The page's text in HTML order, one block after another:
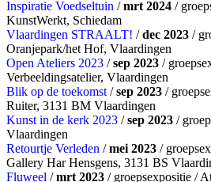
Inspiratie Voedseltuin /mrt 2024 /
KunstWerkt, Schiedam
Vlaardingen STRAALT! /dec 2023 /
Oranjepark/het Hof, Vlaardingen
Open Ateliers 2023 /sep 2023 /
Verbeeldingsatelier, Vlaardingen
Blik op de toekomst /sep 2023 /
Ruiter, 3131 BM Vlaardingen
Kunst in de kerk 2023 /sep 2023 /
Vlaardingen
Retourtje Verleden /mei 2023 /
Gallery Har Hensgens, 3131 BS
Fluweel /mrt 2023 / groepsexpositie /